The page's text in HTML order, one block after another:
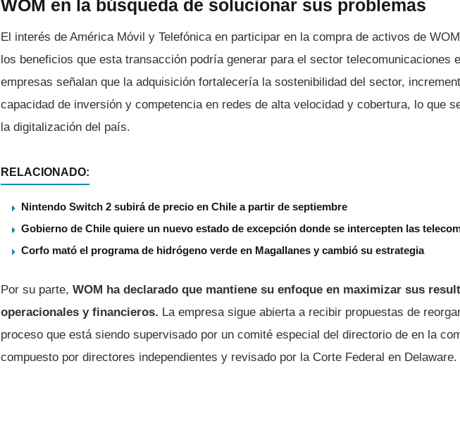
WOM en la búsqueda de solucionar sus problemas
El interés de América Móvil y Telefónica en participar en la compra de activos de
los beneficios que esta transacción podría generar para el sector telecomunicaciones
empresas señalan que la adquisición fortalecería la sostenibilidad del sector,
capacidad de inversión y competencia en redes de alta velocidad y cobertura, lo que
la digitalización del país.
RELACIONADO:
Nintendo Switch 2 subirá de precio en Chile a partir de septiembre
Gobierno de Chile quiere un nuevo estado de excepción donde se intercepten las
Corfo mató el programa de hidrógeno verde en Magallanes y cambió su estrategia
Por su parte, WOM ha declarado que mantiene su enfoque en maximizar sus
operacionales y financieros. La empresa sigue abierta a recibir propuestas de
proceso que está siendo supervisado por un comité especial del directorio de en la
compuesto por directores independientes y revisado por la Corte Federal en Delaware.